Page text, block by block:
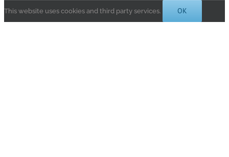
This website uses cookies and third party services. OK